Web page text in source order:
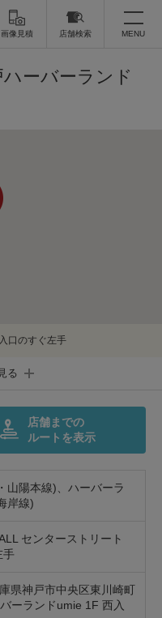
画像見積 店舗検索 MENU
理
送修理）
ーバーランド
口のすぐ左手
る
店舗までの
ルートを表示
山陽本線)、ハーバーラ
岸線)
センターストリート
手
県神戸市中央区東川崎町
ーランドumie 1F 西入